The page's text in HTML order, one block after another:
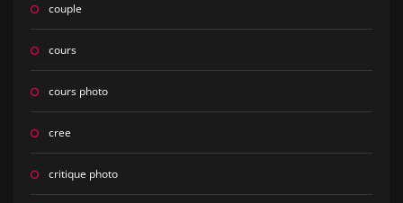
couple
cours
cours photo
cree
critique photo